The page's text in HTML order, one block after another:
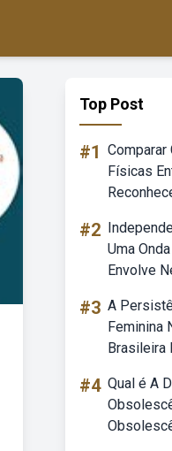
Top Post
#1
Físicas
#2
Uma
Envolve
#3 A
Feminina
Brasileira
#4 Qual é A